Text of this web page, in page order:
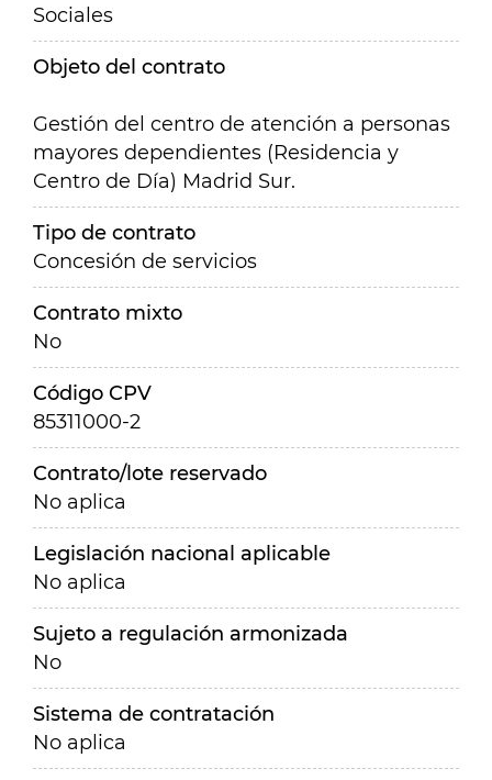
Sociales
Objeto del contrato
Gestión del centro de atención a personas
mayores dependientes (Residencia y
Centro de Día) Madrid Sur.
Tipo de contrato
Concesión de servicios
Contrato mixto
No
Código CPV
85311000-2
Contrato/lote reservado
No aplica
Legislación nacional aplicable
No aplica
Sujeto a regulación armonizada
No
Sistema de contratación
No aplica